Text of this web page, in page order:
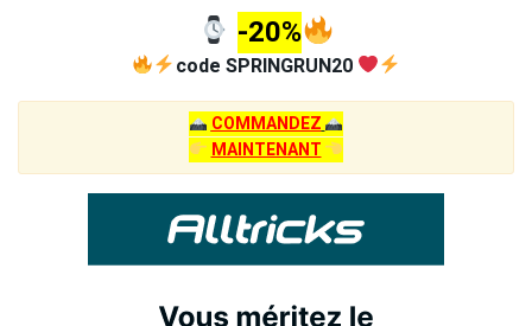
-20%
code SPRINGRUN20
COMMANDEZ
MAINTENANT